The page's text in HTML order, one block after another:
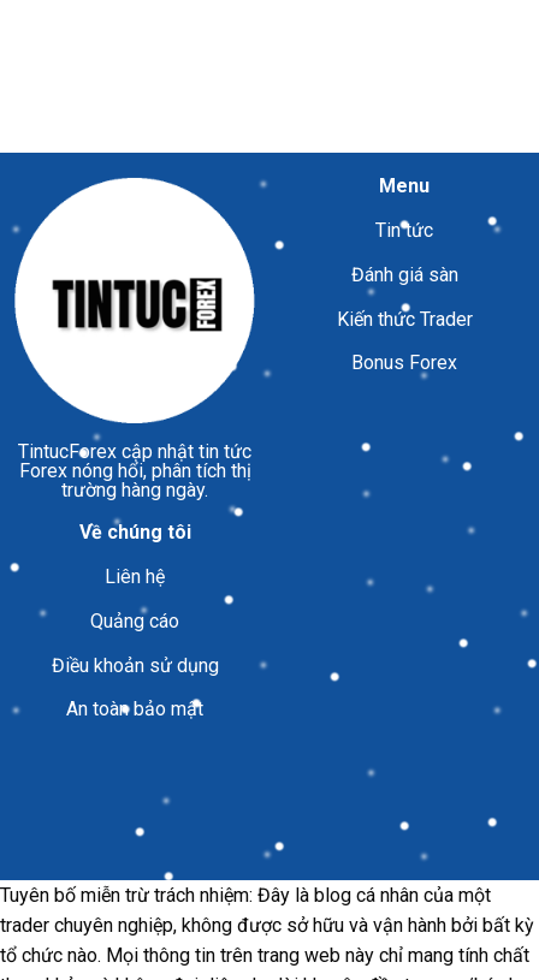
TintucForex cập nhật tin tức
Forex nóng hổi, phân tích thị
trường hàng ngày.
Menu
Tin tức
Đánh giá sàn
Kiến thức Trader
Bonus Forex
Về chúng tôi
Liên hệ
Quảng cáo
Điều khoản sử dụng
An toàn bảo mật
Tuyên bố miễn trừ trách nhiệm: Đây là blog cá nhân của một
trader chuyên nghiệp, không được sở hữu và vận hành bởi bất kỳ
tổ chức nào. Mọi thông tin trên trang web này chỉ mang tính chất